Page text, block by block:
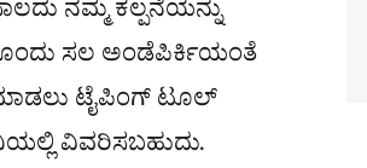
ನಮ್ಮ ಕಲ್ಪನೆಯನ್ನು
ಸಲ ಅಂಡೆಪಿರ್ಕಿಯಂತೆ
ಮಾಡಲು ಟೈಪಿಂಗ್ ಟೂಲ್​
ವಿವರಿಸಬಹುದು.